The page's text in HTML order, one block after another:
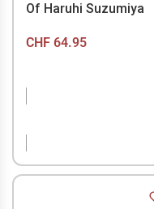
Of Haruhi Suzumiya
CHF 64.95